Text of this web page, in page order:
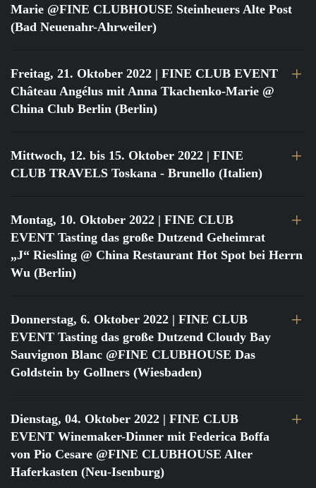
Marie @FINE CLUBHOUSE Steinheuers Alte Post
(Bad Neuenahr-Ahrweiler)
Freitag, 21. Oktober 2022 | FINE CLUB EVENT
Château Angélus mit Anna Tkachenko-Marie @
China Club Berlin (Berlin)
Mittwoch, 12. bis 15. Oktober 2022 | FINE
CLUB TRAVELS Toskana - Brunello (Italien)
Montag, 10. Oktober 2022 | FINE CLUB
EVENT Tasting das große Dutzend Geheimrat
„J“ Riesling @ China Restaurant Hot Spot bei Herrn
Wu (Berlin)
Donnerstag, 6. Oktober 2022 | FINE CLUB
EVENT Tasting das große Dutzend Cloudy Bay
Sauvignon Blanc @FINE CLUBHOUSE Das
Goldstein by Gollners (Wiesbaden)
Dienstag, 04. Oktober 2022 | FINE CLUB
EVENT Winemaker-Dinner mit Federica Boffa
von Pio Cesare @FINE CLUBHOUSE Alter
Haferkasten (Neu-Isenburg)